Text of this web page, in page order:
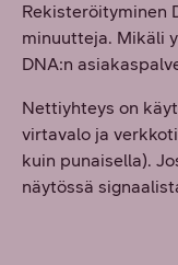
Rekisteröityminen
minuutteja. Mikäli
DNA:n
Nettiyhteys on
virtavalo ja
kuin punaisella).
näytössä